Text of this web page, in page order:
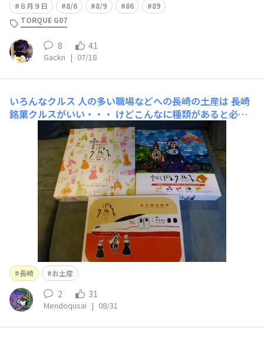
８月９日
8/6 8/9 86
89
TORQUE G07
8 41
Gackn | 07/18
いろんなクルス 人の多い職場などへの長崎の土産は 長崎
銘菓クルスがいい・・・ けどこんなに種類があると必要
以上に買ってしまう 新幹線パッケージもありました
（´∀｀*）ｳﾌﾌ
長崎 お土産
2 31
Mendoqusai | 08/31